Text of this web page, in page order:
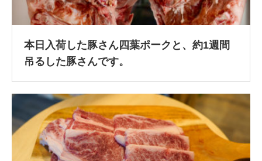
本日入荷した豚さん四葉ポークと、約1週間
吊るした豚さんです。